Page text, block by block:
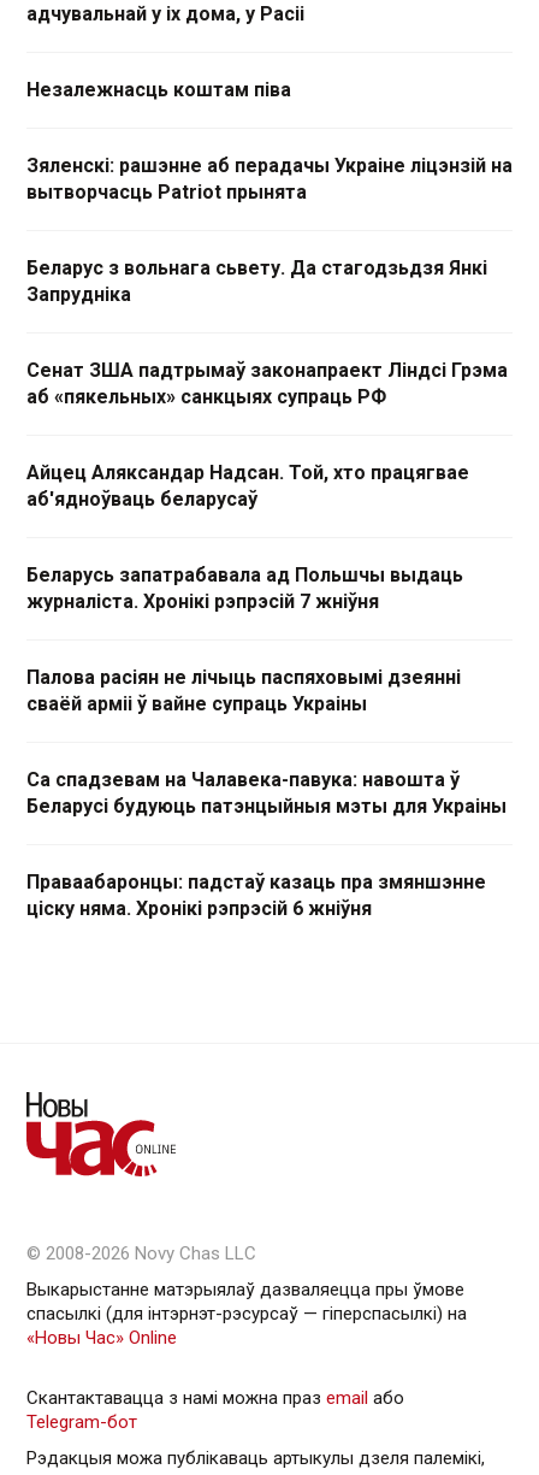
адчувальнай у іх дома, у Расіі
Незалежнасць коштам піва
Зяленскі: рашэнне аб перадачы Украіне ліцэнзій на
вытворчасць Patriot прынята
Беларус з вольнага сьвету. Да стагодзьдзя Янкі
Запрудніка
Сенат ЗША падтрымаў законапраект Ліндсі Грэма
аб «пякельных» санкцыях супраць РФ
Айцец Аляксандар Надсан. Той, хто працягвае
аб'ядноўваць беларусаў
Беларусь запатрабавала ад Польшчы выдаць
журналіста. Хронікі рэпрэсій 7 жніўня
Палова расіян не лічыць паспяховымі дзеянні
сваёй арміі ў вайне супраць Украіны
Са спадзевам на Чалавека-павука: навошта ў
Беларусі будуюць патэнцыйныя мэты для Украіны
Праваабаронцы: падстаў казаць пра змяншэнне
ціску няма. Хронікі рэпрэсій 6 жніўня
© 2008-2026 Novy Chas LLC
Выкарыстанне матэрыялаў дазваляецца пры ўмове
спасылкі (для інтэрнэт-рэсурсаў — гiперспасылкi) на
«Новы Час» Online
Скантактавацца з намі можна праз email або
Telegram-бот
Рэдакцыя можа публікаваць артыкулы дзеля палемікі,